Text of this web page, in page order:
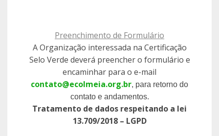
Preenchimento de Formulário
A Organização interessada na Certificação
Selo Verde deverá preencher o formulário e
encaminhar para o e-mail
contato@ecolmeia.org.br, para retorno do
contato e andamentos.
Tratamento de dados respeitando a lei
13.709/2018 – LGPD